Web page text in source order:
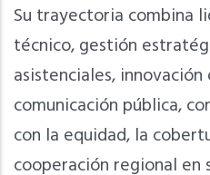
Su trayectoria combina
técnico, gestión
asistenciales,
comunicación pública,
con la equidad, la
cooperación regional en